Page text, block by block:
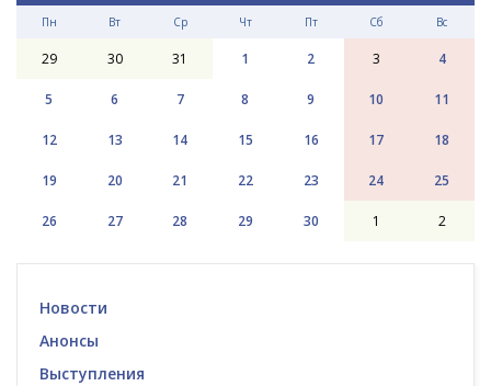
Пн Вт Ср Чт Пт Сб Вс
29 30 31 1 2 3 4
5 6 7 8 9 10 11
12 13 14 15 16 17 18
19 20 21 22 23 24 25
26 27 28 29 30 1 2
Новости
Анонсы
Выступления